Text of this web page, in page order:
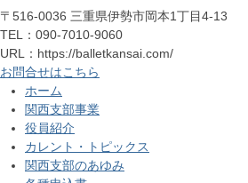
〒516-0036 三重県伊勢市岡本1丁目4-13
TEL：090-7010-9060
URL：https://balletkansai.com/
お問合せはこちら
ホーム
関西支部事業
役員紹介
カレント・トピックス
関西支部のあゆみ